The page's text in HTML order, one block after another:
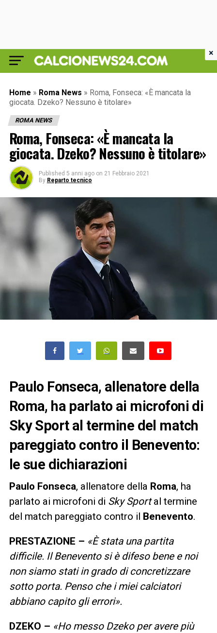
Home » Roma News » Roma, Fonseca: «È mancata la
giocata. Dzeko? Nessuno è titolare»
ROMA NEWS
Roma, Fonseca: «È mancata la
giocata. Dzeko? Nessuno è titolare»
Published 5 anni ago on 21 Febbraio 2021
By Reparto tecnico
Paulo Fonseca, allenatore della
Roma, ha parlato ai microfoni di
Sky Sport al termine del match
pareggiato contro il Benevento:
le sue dichiarazioni
Paulo Fonseca, allenatore della Roma, ha
parlato ai microfoni di Sky Sportal termine
del match pareggiato contro il
Benevento.
PRESTAZIONE – «È stata una partita
difficile. Il Benevento si è difeso bene e noi
non siamo stati in grado di concretizzare
sotto porta. Penso che i miei calciatori
abbiano capito gli errori».
DZEKO – «Ho messo Dzeko per avere più
×